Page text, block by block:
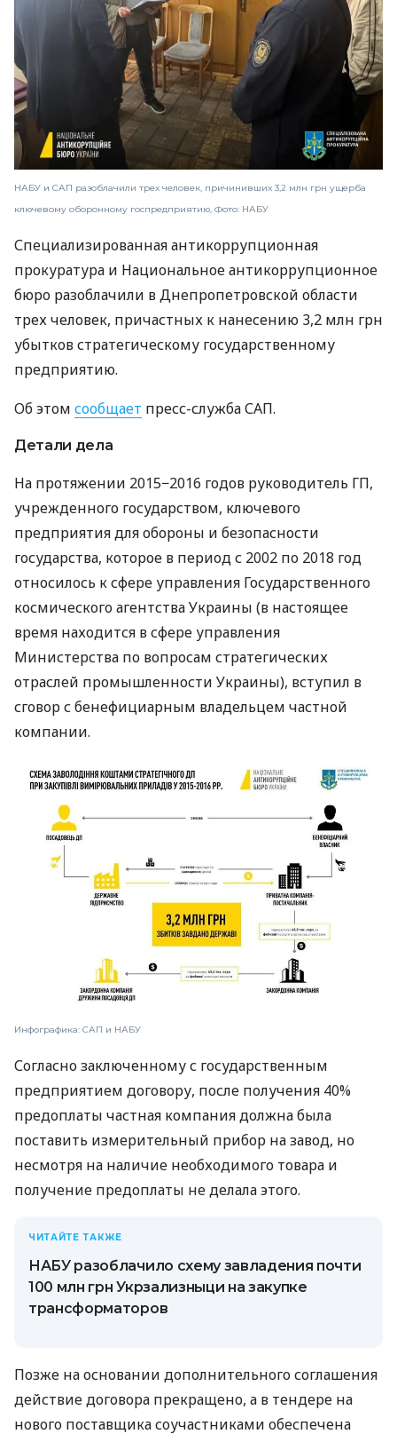
НАБУ и САП разоблачили трех человек, причинивших 3,2 млн грн ущерба
ключевому оборонному госпредприятию, Фото: НАБУ
Специализированная антикоррупционная
прокуратура и Национальное антикоррупционное
бюро разоблачили в Днепропетровской области
трех человек, причастных к нанесению 3,2 млн грн
убытков стратегическому государственному
предприятию.
Об этом сообщает пресс-служба САП.
Детали дела
На протяжении 2015−2016 годов руководитель ГП,
учрежденного государством, ключевого
предприятия для обороны и безопасности
государства, которое в период с 2002 по 2018 год
относилось к сфере управления Государственного
космического агентства Украины (в настоящее
время находится в сфере управления
Министерства по вопросам стратегических
отраслей промышленности Украины), вступил в
сговор с бенефициарным владельцем частной
компании.
Инфографика: САП и НАБУ
Согласно заключенному с государственным
предприятием договору, после получения 40%
предоплаты частная компания должна была
поставить измерительный прибор на завод, но
несмотря на наличие необходимого товара и
получение предоплаты не делала этого.
ЧИТАЙТЕ ТАКЖЕ
НАБУ разоблачило схему завладения почти
100 млн грн Укрзализныци на закупке
трансформаторов
Позже на основании дополнительного соглашения
действие договора прекращено, а в тендере на
нового поставщика соучастниками обеспечена